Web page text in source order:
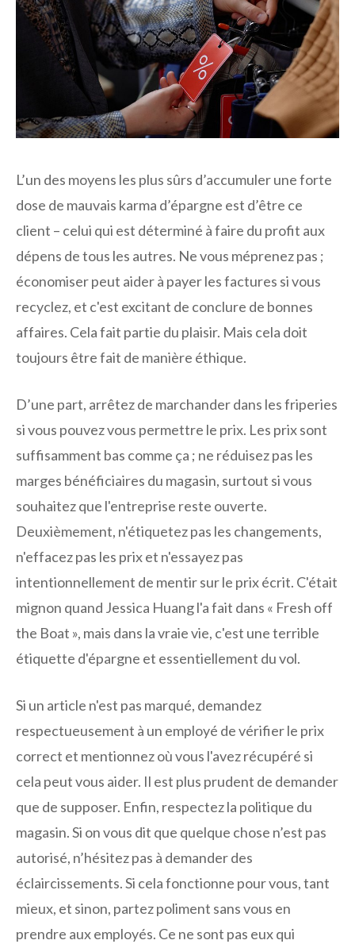
L’un des moyens les plus sûrs d’accumuler une forte
dose de mauvais karma d’épargne est d’être ce
client – ​​celui qui est déterminé à faire du profit aux
dépens de tous les autres. Ne vous méprenez pas ;
économiser peut aider à payer les factures si vous
recyclez, et c'est excitant de conclure de bonnes
affaires. Cela fait partie du plaisir. Mais cela doit
toujours être fait de manière éthique.
D’une part, arrêtez de marchander dans les friperies
si vous pouvez vous permettre le prix. Les prix sont
suffisamment bas comme ça ; ne réduisez pas les
marges bénéficiaires du magasin, surtout si vous
souhaitez que l'entreprise reste ouverte.
Deuxièmement, n'étiquetez pas les changements,
n'effacez pas les prix et n'essayez pas
intentionnellement de mentir sur le prix écrit. C'était
mignon quand Jessica Huang l'a fait dans « Fresh off
the Boat », mais dans la vraie vie, c'est une terrible
étiquette d'épargne et essentiellement du vol.
Si un article n'est pas marqué, demandez
respectueusement à un employé de vérifier le prix
correct et mentionnez où vous l'avez récupéré si
cela peut vous aider. Il est plus prudent de demander
que de supposer. Enfin, respectez la politique du
magasin. Si on vous dit que quelque chose n’est pas
autorisé, n’hésitez pas à demander des
éclaircissements. Si cela fonctionne pour vous, tant
mieux, et sinon, partez poliment sans vous en
prendre aux employés. Ce ne sont pas eux qui